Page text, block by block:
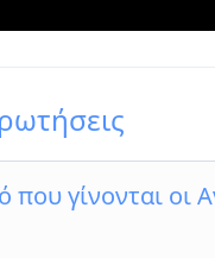
που γίνονται οι